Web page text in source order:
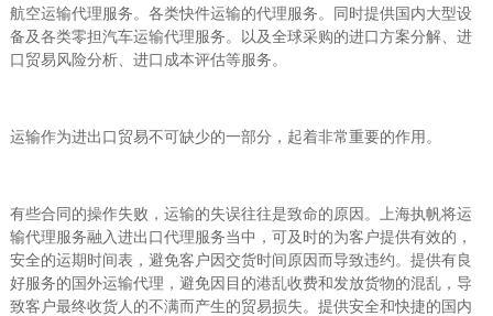
航空运输代理服务。各类快件运输的代理服务。同时提供国内大型设
备及各类零担汽车运输代理服务。以及全球采购的进口方案分解、进
口贸易风险分析、进口成本评估等服务。
运输作为进出口贸易不可缺少的一部分，起着非常重要的作用。
有些合同的操作失败，运输的失误往往是致命的原因。上海执帆将运
输代理服务融入进出口代理服务当中，可及时的为客户提供有效的，
安全的运期时间表，避免客户因交货时间原因而导致违约。提供有良
好服务的国外运输代理，避免因目的港乱收费和发放货物的混乱，导
致客户最终收货人的不满而产生的贸易损失。提供安全和快捷的国内